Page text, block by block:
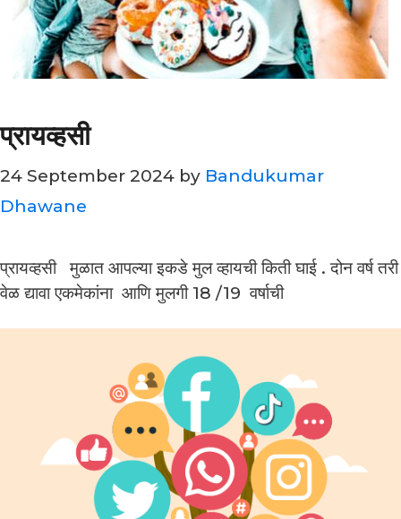
प्रायव्हसी
24 September 2024 by Bandukumar
Dhawane
प्रायव्हसी मुळात आपल्या इकडे मुल व्हायची किती घाई . दोन वर्ष तरी
वेळ द्यावा एकमेकांना आणि मुलगी 18 /19 वर्षाची